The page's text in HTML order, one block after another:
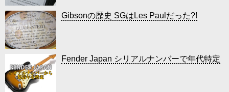
Gibsonの歴史 SGはLes Paulだった?!
Fender Japan シリアルナンバーで年代特定